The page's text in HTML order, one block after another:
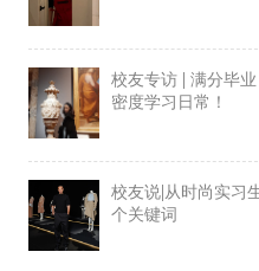
校友专访 | 满分毕
密度学习日常！
校友说|从时尚实习
个关键词